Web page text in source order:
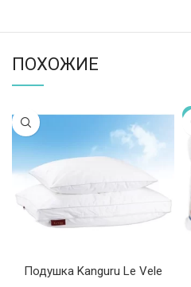
ПОХОЖИЕ
Подушка Kanguru Le Vele